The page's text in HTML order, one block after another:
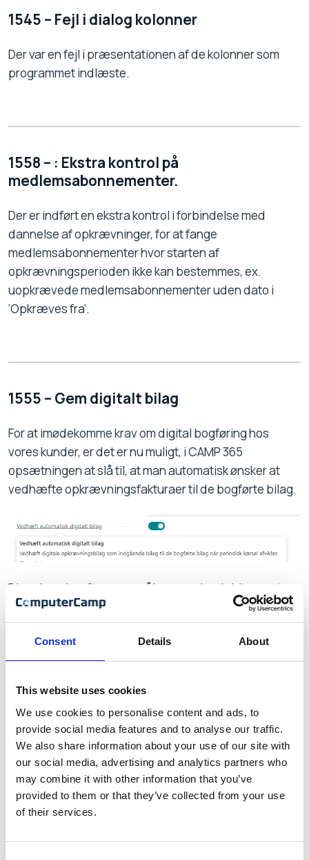
Consent Details About
This website uses cookies
We use cookies to personalise content and ads, to
provide social media features and to analyse our traffic.
We also share information about your use of our site with
our social media, advertising and analytics partners who
may combine it with other information that you’ve
provided to them or that they’ve collected from your use
of their services.
1545 – Fejl i dialog kolonner
Der var en fejl i præsentationen af de kolonner som
programmet indlæste.
1558 – : Ekstra kontrol på
medlemsabonnementer.
Der er indført en ekstra kontrol i forbindelse med
dannelse af opkrævninger, for at fange
medlemsabonnementer hvor starten af
opkrævningsperioden ikke kan bestemmes, ex.
uopkrævede medlemsabonnementer uden dato i
‘Opkræves fra’.
1555 – Gem digitalt bilag
For at imødekomme krav om digital bogføring hos
vores kunder, er det er nu muligt, i CAMP 365
opsætningen at slå til, at man automatisk ønsker at
vedhæfte opkrævningsfakturaer til de bogførte bilag.
Disse kan derefter ses og åbnes under debitorposter
og finansposter og indgående bilag
Af performance hensyn, lægges de bilagsnumrene,
der skal vedhæftes bilag på, i en kø, og via kørslen:
dannet og vedhæftet bilaget.